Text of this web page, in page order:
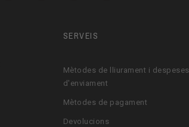
SERVEIS
Mètodes de lliurament i despeses
d'enviament
Mètodes de pagament
Devolucions